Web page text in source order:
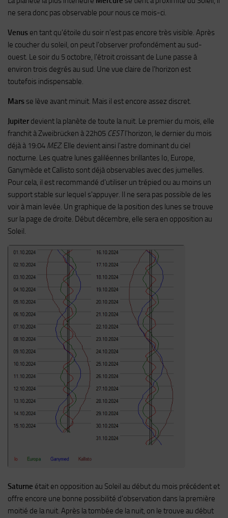
ne sera donc pas observable pour nous ce mois-ci.
Venus en tant qu'étoile du soir n'est pas encore très visible. Après
le coucher du soleil, on peut l'observer profondément au sud-
ouest. Le soir du 5 octobre, l'étroit croissant de Lune passe à
environ trois degrés au sud. Une vue claire de l'horizon est
toutefois indispensable.
Mars se lève avant minuit. Mais il est encore assez discret.
Jupiter devient la planète de toute la nuit. Le premier du mois, elle
franchit à Zweibrücken à 22h05 CESTl'horizon, le dernier du mois
déjà à 19:04 MEZ. Elle devient ainsi l'astre dominant du ciel
nocturne. Les quatre lunes galiléennes brillantes Io, Europe,
Ganymède et Callisto sont déjà observables avec des jumelles.
Pour cela, il est recommandé d'utiliser un trépied ou au moins un
support stable sur lequel s'appuyer. Il ne sera pas possible de les
voir à main levée. Un graphique de la position des lunes se trouve
sur la page de droite. Début décembre, elle sera en opposition au
Soleil.
Saturne était en opposition au Soleil au début du mois précédent et
offre encore une bonne possibilité d'observation dans la première
moitié de la nuit. Après la tombée de la nuit, on le trouve au début